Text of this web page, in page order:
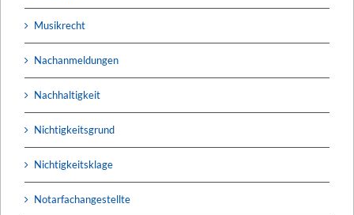
Musikrecht
Nachanmeldungen
Nachhaltigkeit
Nichtigkeitsgrund
Nichtigkeitsklage
Notarfachangestellte